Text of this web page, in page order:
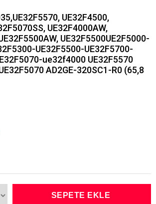
UE32F4500,
UE32F4000AW,
UE32F5500UE2F5000-
UE32F5500-UE32F5700-
ue32f4000 UE32F5570
AD2GE-320SC1-R0 (65,8